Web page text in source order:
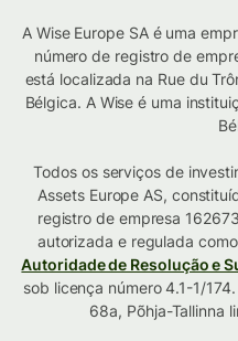
A Wise Europe SA é uma
número de registro de
está localizada na Rue du
Bélgica. A Wise é uma
Todos os serviços de
Assets Europe AS,
registro de empresa
autorizada e regulada
Autoridade de Resolução e
sob licença número 4.1-1/
68a, Põhja-Tallinna